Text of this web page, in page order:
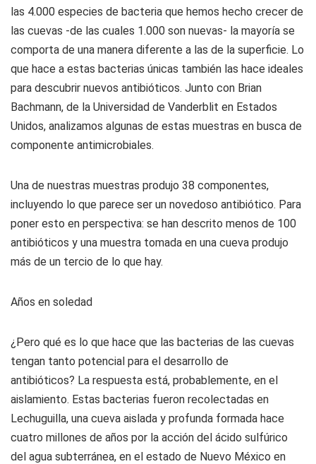
las 4.000 especies de bacteria que hemos hecho crecer de
las cuevas -de las cuales 1.000 son nuevas- la mayoría se
comporta de una manera diferente a las de la superficie. Lo
que hace a estas bacterias únicas también las hace ideales
para descubrir nuevos antibióticos. Junto con Brian
Bachmann, de la Universidad de Vanderblit en Estados
Unidos, analizamos algunas de estas muestras en busca de
componente antimicrobiales.
Una de nuestras muestras produjo 38 componentes,
incluyendo lo que parece ser un novedoso antibiótico. Para
poner esto en perspectiva: se han descrito menos de 100
antibióticos y una muestra tomada en una cueva produjo
más de un tercio de lo que hay.
Años en soledad
¿Pero qué es lo que hace que las bacterias de las cuevas
tengan tanto potencial para el desarrollo de
antibióticos? La respuesta está, probablemente, en el
aislamiento. Estas bacterias fueron recolectadas en
Lechuguilla, una cueva aislada y profunda formada hace
cuatro millones de años por la acción del ácido sulfúrico
del agua subterránea, en el estado de Nuevo México en